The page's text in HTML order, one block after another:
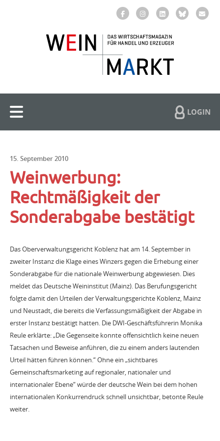
LOGIN
15. September 2010
Weinwerbung:
Rechtmäßigkeit der
Sonderabgabe bestätigt
Das Oberverwaltungsgericht Koblenz hat am 14. September in
zweiter Instanz die Klage eines Winzers gegen die Erhebung einer
Sonderabgabe für die nationale Weinwerbung abgewiesen. Dies
meldet das Deutsche Weininstitut (Mainz). Das Berufungsgericht
folgte damit den Urteilen der Verwaltungsgerichte Koblenz, Mainz
und Neustadt, die bereits die Verfassungsmäßigkeit der Abgabe in
erster Instanz bestätigt hatten. Die DWI-Geschäftsführerin Monika
Reule erklärte: „Die Gegenseite konnte offensichtlich keine neuen
Tatsachen und Beweise anführen, die zu einem anders lautenden
Urteil hätten führen können.“ Ohne ein „sichtbares
Gemeinschaftsmarketing auf regionaler, nationaler und
internationaler Ebene“ würde der deutsche Wein bei dem hohen
internationalen Konkurrendruck schnell unsichtbar, betonte Reule
weiter.